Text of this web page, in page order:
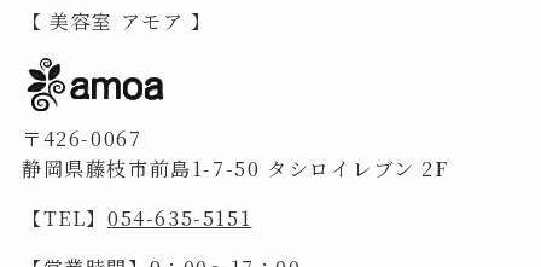
【 美容室 アモア 】
〒426-0067
静岡県藤枝市前島1-7-50 タシロイレブン 2F
【TEL】 054-635-5151